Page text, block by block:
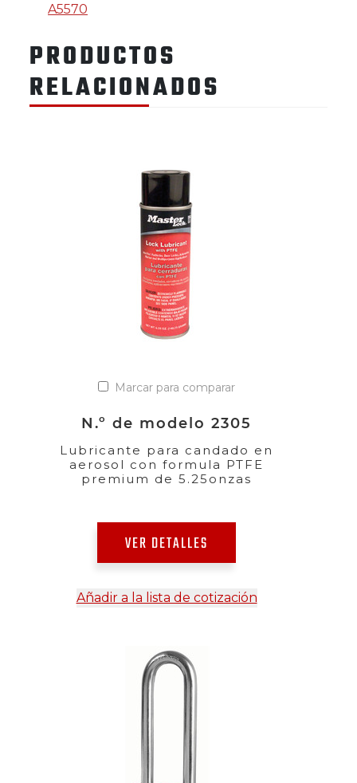
A5570
PRODUCTOS
RELACIONADOS
Marcar para comparar
N.º de modelo 2305
Lubricante para candado en
aerosol con formula PTFE
premium de 5.25onzas
VER DETALLES
Añadir a la lista de cotización